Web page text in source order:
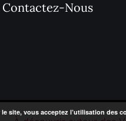
Contactez-Nous
site, vous acceptez l’utilisation des